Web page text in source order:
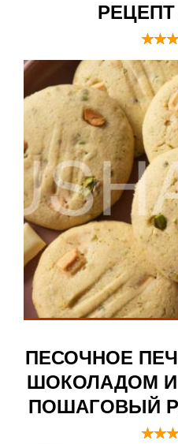
ПЕСОЧНОЕ
ШОКОЛАДОМ
ПОШАГОВЫЙ